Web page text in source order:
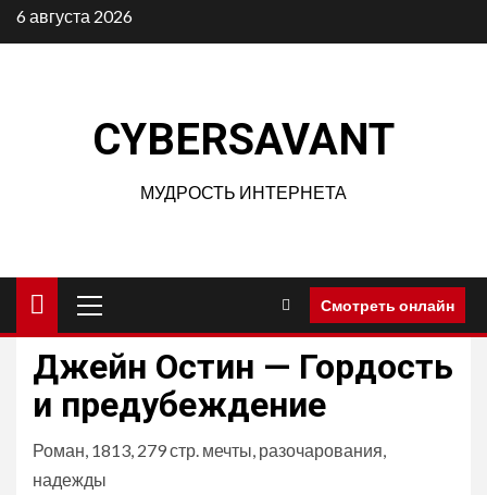
Перейти
к
6 августа 2026
CYBERSAVANT
МУДРОСТЬ ИНТЕРНЕТА
меню
Смотреть онлайн
Джейн Остин — Гордость
и предубеждение
Роман, 1813, 279 стр. мечты, разочарования,
надежды